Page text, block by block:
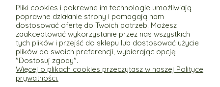
Pomoc
Moje konto
Płatności i dostawa
Pliki cookies i pokrewne im technologie umożliwiają
poprawne działanie strony i pomagają nam
dostosować ofertę do Twoich potrzeb. Możesz
zaakceptować wykorzystanie przez nas wszystkich
tych plików i przejść do sklepu lub dostosować użycie
plików do swoich preferencji, wybierając opcję
"Dostosuj zgody".
Więcej o plikach cookies przeczytasz w naszej Polityce
prywatności.